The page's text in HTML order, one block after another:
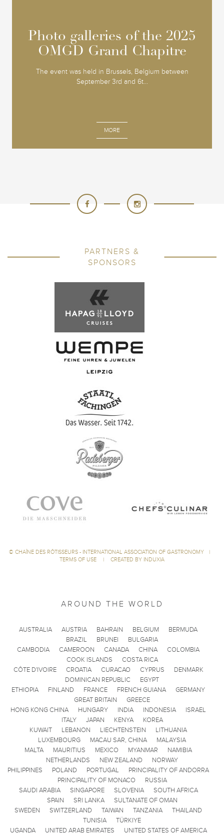
Photo galleries of the 2025
OMGD Grand Chapitre
The event was held in Brussels, Belgium between
September 3rd and 6t...
MORE
Photo galleries of the 2025
OMGD Grand Chapitre
PARTNERS &
SPONSORS
© CHAÎNE DES RÔTISSEURS - INTERNATIONAL ASSOCIATION OF GASTRONOMY
|
TERMS OF USE
| CREATED BY INDUXIA
AROUND THE WORLD
AUSTRALIA AUSTRIA BAHRAIN BELGIUM
BERMUDA
BRAZIL
BRUNEI
BULGARIA
CAMBODIA
CAMEROON CANADA CHINA
COLOMBIA
COOK ISLANDS
COSTA RICA
CÔTE D'IVOIRE
CROATIA CURACAO CYPRUS
DENMARK
DOMINICAN REPUBLIC
EGYPT
ETHIOPIA
FINLAND FRANCE FRENCH GUIANA
GERMANY
GREAT BRITAIN
GREECE
HONG KONG CHINA
HUNGARY INDIA INDONESIA
ISRAEL
ITALY
JAPAN KENYA
KOREA
KUWAIT
LEBANON LIECHTENSTEIN
LITHUANIA
LUXEMBOURG
MACAU SAR, CHINA
MALAYSIA
MALTA
MAURITIUS MEXICO MYANMAR
NAMIBIA
NETHERLANDS
NEW ZEALAND
NORWAY
PHILIPPINES
POLAND PORTUGAL
PRINCIPALITY OF ANDORRA
PRINCIPALITY OF MONACO
RUSSIA
SAUDI ARABIA
SINGAPORE SLOVENIA
SOUTH AFRICA
SPAIN
SRI LANKA
SULTANATE OF OMAN
SWEDEN
SWITZERLAND TAIWAN TANZANIA
THAILAND
TUNISIA
TÜRKIYE
UGANDA
UNITED ARAB EMIRATES UNITED STATES OF AMERICA